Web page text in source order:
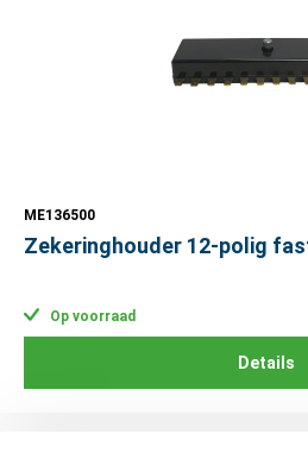
ME136500
Zekeringhouder 12-polig
Op voorraad
Details